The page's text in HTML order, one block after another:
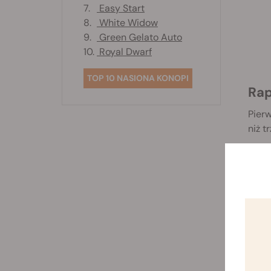
niż
7.
Easy Start
8.
White Widow
9.
Green Gelato Auto
10. Royal Dwarf
TOP 10 NASIONA KONOPI